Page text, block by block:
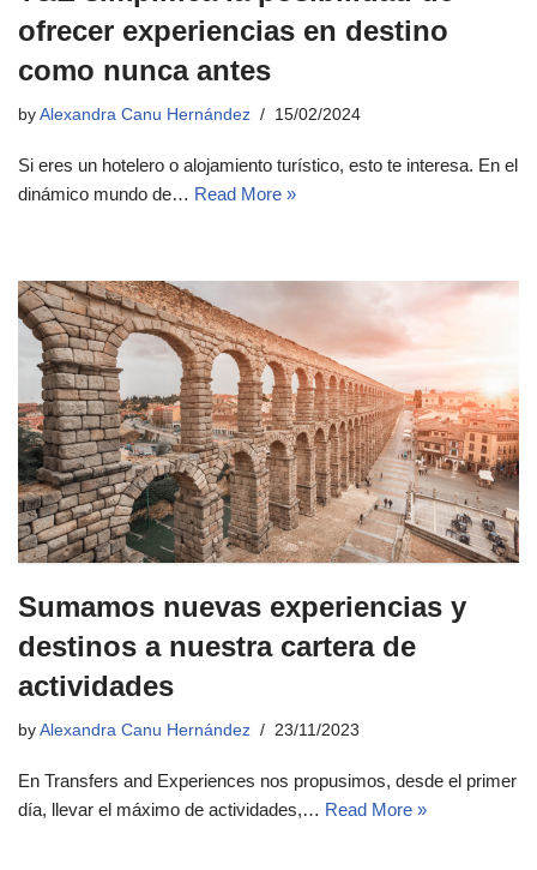
ofrecer experiencias en destino
como nunca antes
by Alexandra Canu Hernández 15/02/2024
Si eres un hotelero o alojamiento turístico, esto te interesa. En el
dinámico mundo de… Read More »
Sumamos nuevas experiencias y
destinos a nuestra cartera de
actividades
by Alexandra Canu Hernández 23/11/2023
En Transfers and Experiences nos propusimos, desde el primer
día, llevar el máximo de actividades,… Read More »